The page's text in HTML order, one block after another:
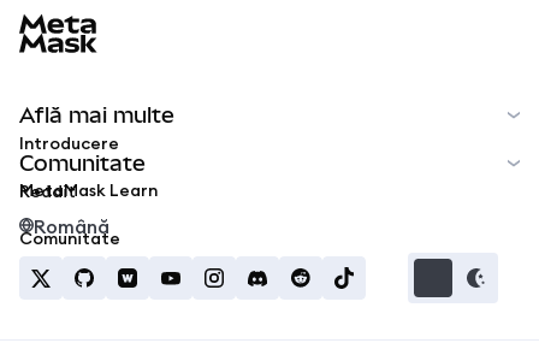
Află mai multe
Introducere
MetaMask Learn
Comunitate
Reddit
Comunitate
Română